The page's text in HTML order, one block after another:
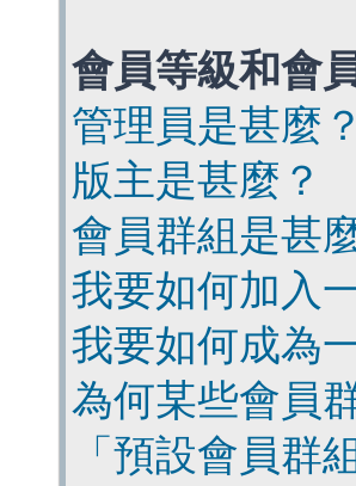
會員等級和會
管理員是甚麼？
版主是甚麼？
會員群組是甚
我要如何加入
我要如何成為
為何某些會員
「預設會員群